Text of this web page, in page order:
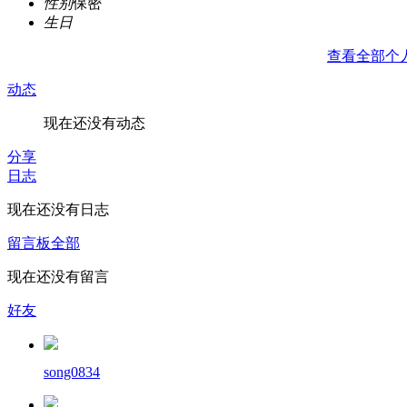
生日
查看全部个
动态
现在还没有动态
分享
日志
现在还没有日志
留言板全部
现在还没有留言
好友
song0834